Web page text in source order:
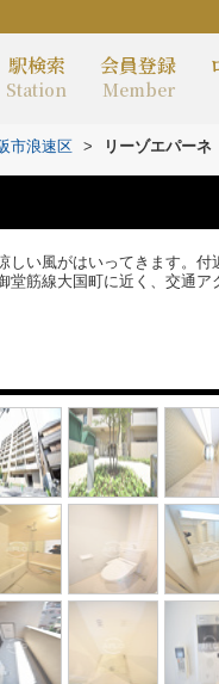
駅検索
Station
会員登録
Member
市浪速区 > リーゾエパーネ
い風がはいってきます。付
筋線大国町に近く、交通